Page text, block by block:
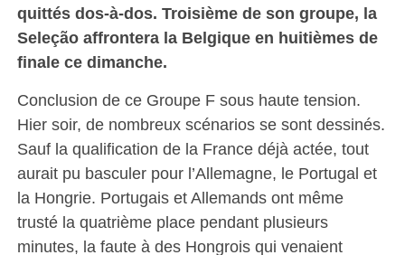
quittés dos-à-dos. Troisième de son groupe, la
Seleção affrontera la Belgique en huitièmes de
finale ce dimanche.
Conclusion de ce Groupe F sous haute tension.
Hier soir, de nombreux scénarios se sont dessinés.
Sauf la qualification de la France déjà actée, tout
aurait pu basculer pour l’Allemagne, le Portugal et
la Hongrie. Portugais et Allemands ont même
trusté la quatrième place pendant plusieurs
minutes, la faute à des Hongrois qui venaient